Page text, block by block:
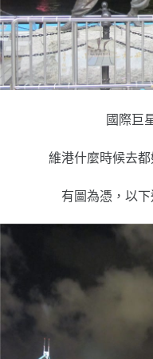
國際巨
維港什麼時候去
有圖為憑，以